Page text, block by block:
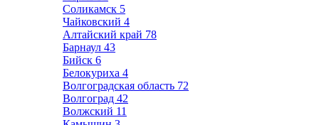
Соликамск 5
Чайковский 4
Алтайский край 78
Барнаул 43
Бийск 6
Белокуриха 4
Волгоградская область 72
Волгоград 42
Волжский 11